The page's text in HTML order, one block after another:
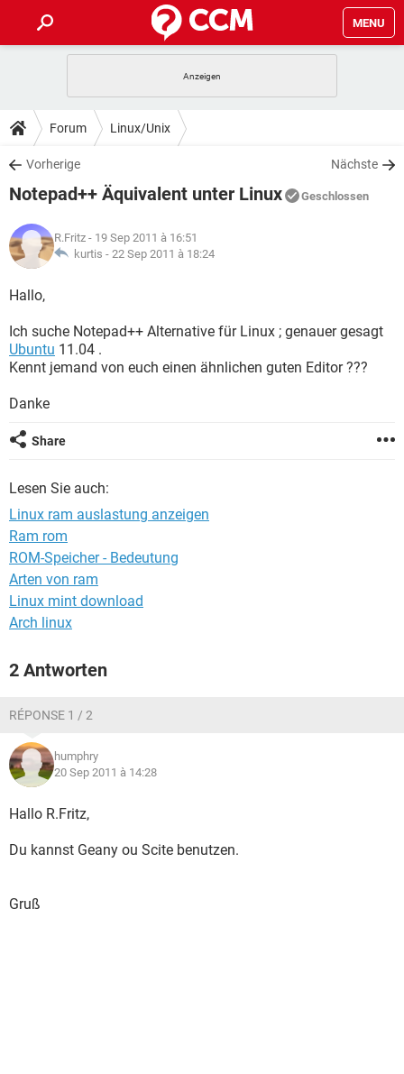
MENU
ANDROID
WINDOWS 10
WHATSAPP TIKTOK
FACEBOOK
TIPPS & TRICKS
SPIELE
WHATSAPP
FACEBOOK
DOWNLOADS
SPIELE STREAMING
ANDROID
WINDOWS 10
WHATSAPP
FORUM
SPIELE
ANDROID
WINDOWS 10
WHATSAPP TIKTOK
FACEBOOK HARDWARE
LEXIKON
SPIELE
WINDOWS 10
WHATSAPP
FACEBOOK
Forum Linux/Unix
Vorherige Nächste
Notepad++ Äquivalent unter Linux Geschlossen
R.Fritz - 19 Sep 2011 à 16:51
kurtis - 22 Sep 2011 à 18:24
Hallo,
Ich suche Notepad++ Alternative für Linux ; genauer gesagt
Ubuntu 11.04 .
Kennt jemand von euch einen ähnlichen guten Editor ???
Danke
Share
Lesen Sie auch:
Linux ram auslastung anzeigen
Ram rom
ROM-Speicher - Bedeutung
Arten von ram
Linux mint download
Arch linux
2 Antworten
RÉPONSE 1 / 2
humphry
20 Sep 2011 à 14:28
Hallo R.Fritz,
Du kannst Geany ou Scite benutzen.
Gruß